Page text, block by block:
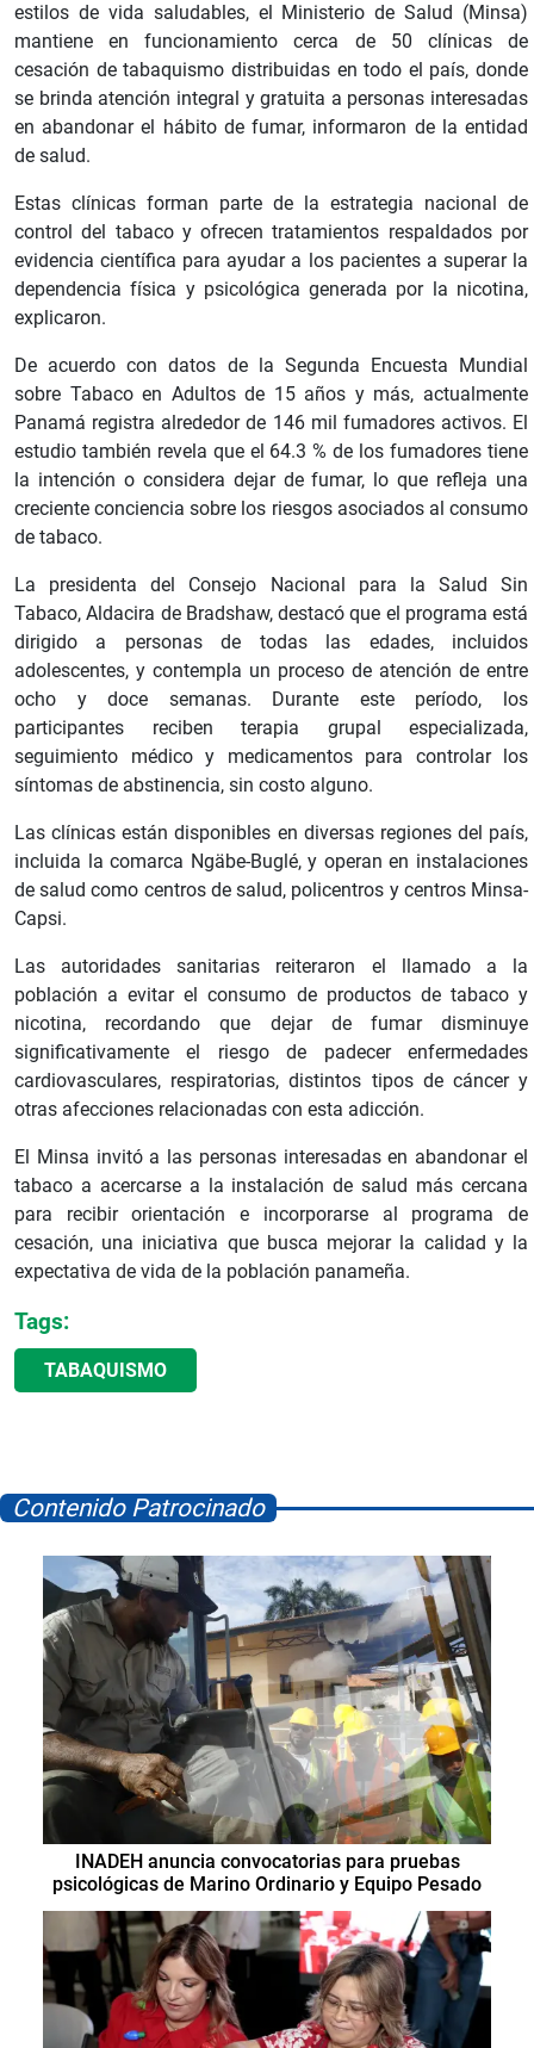
estilos de vida saludables, el Ministerio de Salud (Minsa)
mantiene en funcionamiento cerca de 50 clínicas de
cesación de tabaquismo distribuidas en todo el país, donde
se brinda atención integral y gratuita a personas interesadas
en abandonar el hábito de fumar, informaron de la entidad
de salud.
Estas clínicas forman parte de la estrategia nacional de
control del tabaco y ofrecen tratamientos respaldados por
evidencia científica para ayudar a los pacientes a superar la
dependencia física y psicológica generada por la nicotina,
explicaron.
De acuerdo con datos de la Segunda Encuesta Mundial
sobre Tabaco en Adultos de 15 años y más, actualmente
Panamá registra alrededor de 146 mil fumadores activos. El
estudio también revela que el 64.3 % de los fumadores tiene
la intención o considera dejar de fumar, lo que refleja una
creciente conciencia sobre los riesgos asociados al consumo
de tabaco.
La presidenta del Consejo Nacional para la Salud Sin
Tabaco, Aldacira de Bradshaw, destacó que el programa está
dirigido a personas de todas las edades, incluidos
adolescentes, y contempla un proceso de atención de entre
ocho y doce semanas. Durante este período, los
participantes reciben terapia grupal especializada,
seguimiento médico y medicamentos para controlar los
síntomas de abstinencia, sin costo alguno.
Las clínicas están disponibles en diversas regiones del país,
incluida la comarca Ngäbe-Buglé, y operan en instalaciones
de salud como centros de salud, policentros y centros Minsa-
Capsi.
Las autoridades sanitarias reiteraron el llamado a la
población a evitar el consumo de productos de tabaco y
nicotina, recordando que dejar de fumar disminuye
significativamente el riesgo de padecer enfermedades
cardiovasculares, respiratorias, distintos tipos de cáncer y
otras afecciones relacionadas con esta adicción.
El Minsa invitó a las personas interesadas en abandonar el
tabaco a acercarse a la instalación de salud más cercana
para recibir orientación e incorporarse al programa de
cesación, una iniciativa que busca mejorar la calidad y la
expectativa de vida de la población panameña.
Tags:
TABAQUISMO
Contenido Patrocinado
INADEH anuncia convocatorias para pruebas
psicológicas de Marino Ordinario y Equipo Pesado